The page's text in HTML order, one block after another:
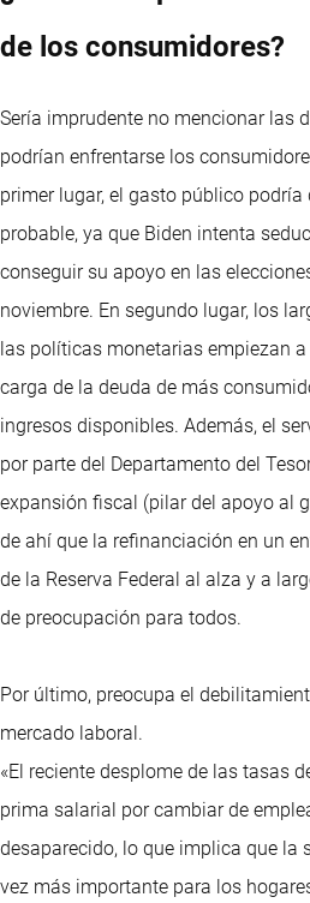
de los consumidores?
Sería imprudente no mencionar las
podrían enfrentarse los
primer lugar, el gasto público
probable, ya que Biden intenta
conseguir su apoyo en las
noviembre. En segundo lugar, los
las políticas monetarias empiezan
carga de la deuda de más
ingresos disponibles. Además, el
por parte del Departamento del
expansión fiscal (pilar del apoyo al
de ahí que la refinanciación en un
de la Reserva Federal al alza y a
de preocupación para todos.
Por último, preocupa el
mercado laboral.
«El reciente desplome de las tasas
prima salarial por cambiar de
desaparecido, lo que implica que la
vez más importante para los